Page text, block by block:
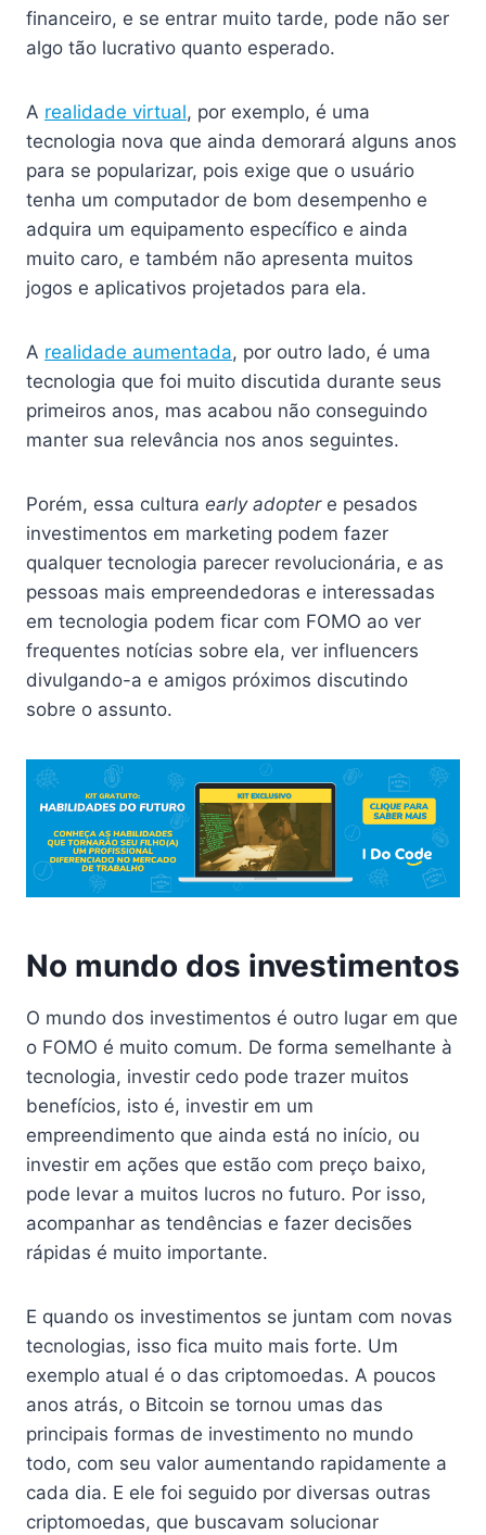
financeiro, e se entrar muito tarde, pode não ser
algo tão lucrativo quanto esperado.
A realidade virtual, por exemplo, é uma
tecnologia nova que ainda demorará alguns anos
para se popularizar, pois exige que o usuário
tenha um computador de bom desempenho e
adquira um equipamento específico e ainda
muito caro, e também não apresenta muitos
jogos e aplicativos projetados para ela.
A realidade aumentada, por outro lado, é uma
tecnologia que foi muito discutida durante seus
primeiros anos, mas acabou não conseguindo
manter sua relevância nos anos seguintes.
Porém, essa cultura early adoptere pesados
investimentos em marketing podem fazer
qualquer tecnologia parecer revolucionária, e as
pessoas mais empreendedoras e interessadas
em tecnologia podem ficar com FOMO ao ver
frequentes notícias sobre ela, ver influencers
divulgando-a e amigos próximos discutindo
sobre o assunto.
No mundo dos investimentos
O mundo dos investimentos é outro lugar em que
o FOMO é muito comum. De forma semelhante à
tecnologia, investir cedo pode trazer muitos
benefícios, isto é, investir em um
empreendimento que ainda está no início, ou
investir em ações que estão com preço baixo,
pode levar a muitos lucros no futuro. Por isso,
acompanhar as tendências e fazer decisões
rápidas é muito importante.
E quando os investimentos se juntam com novas
tecnologias, isso fica muito mais forte. Um
exemplo atual é o das criptomoedas. A poucos
anos atrás, o Bitcoin se tornou umas das
principais formas de investimento no mundo
todo, com seu valor aumentando rapidamente a
cada dia. E ele foi seguido por diversas outras
criptomoedas, que buscavam solucionar